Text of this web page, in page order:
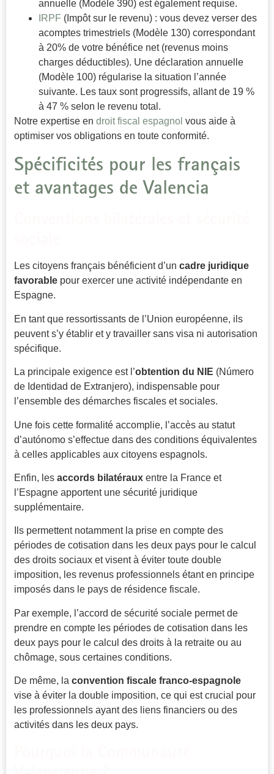
annuelle (Modèle 390) est également requise.
IRPF (Impôt sur le revenu) : vous devez verser des
acomptes trimestriels (Modèle 130) correspondant
à 20% de votre bénéfice net (revenus moins
charges déductibles). Une déclaration annuelle
(Modèle 100) régularise la situation l’année
suivante. Les taux sont progressifs, allant de 19 %
à 47 % selon le revenu total.
Notre expertise en droit fiscal espagnol vous aide à
optimiser vos obligations en toute conformité.
Spécificités pour les français
et avantages de Valencia
Les citoyens français bénéficient d’un cadre juridique
favorablepour exercer une activité indépendante en
Espagne.
En tant que ressortissants de l’Union européenne, ils
peuvent s’y établir et y travailler sans visa ni autorisation
spécifique.
La principale exigence est l’obtention du NIE (Número
de Identidad de Extranjero), indispensable pour
l’ensemble des démarches fiscales et sociales.
Une fois cette formalité accomplie, l’accès au statut
d’autónomo s’effectue dans des conditions équivalentes
à celles applicables aux citoyens espagnols.
Enfin, les accords bilatérauxentre la France et
l’Espagne apportent une sécurité juridique
supplémentaire.
Ils permettent notamment la prise en compte des
périodes de cotisation dans les deux pays pour le calcul
des droits sociaux et visent à éviter toute double
imposition, les revenus professionnels étant en principe
imposés dans le pays de résidence fiscale.
Par exemple, l’accord de sécurité sociale permet de
prendre en compte les périodes de cotisation dans les
deux pays pour le calcul des droits à la retraite ou au
chômage, sous certaines conditions.
De même, la convention fiscale franco-espagnole
vise à éviter la double imposition, ce qui est crucial pour
les professionnels ayant des liens financiers ou des
activités dans les deux pays.